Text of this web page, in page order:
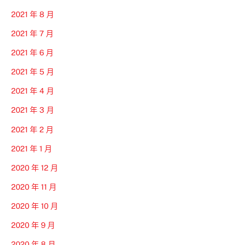
2021 年 8 月
2021 年 7 月
2021 年 6 月
2021 年 5 月
2021 年 4 月
2021 年 3 月
2021 年 2 月
2021 年 1 月
2020 年 12 月
2020 年 11 月
2020 年 10 月
2020 年 9 月